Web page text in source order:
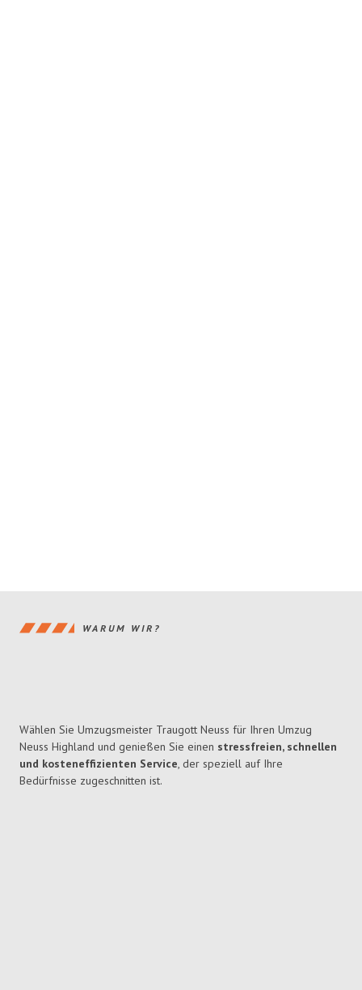
WARUM WIR?
Wählen Sie Umzugsmeister Traugott Neuss für Ihren Umzug
Neuss Highland und genießen Sie einen stressfreien, schnellen
und kosteneffizienten Service, der speziell auf Ihre
Bedürfnisse zugeschnitten ist.